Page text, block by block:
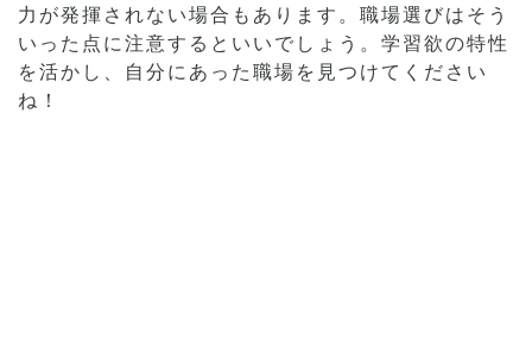
力が発揮されない場合もあります。職場選びはそう
いった点に注意するといいでしょう。学習欲の特性
を活かし、自分にあった職場を見つけてください
ね！